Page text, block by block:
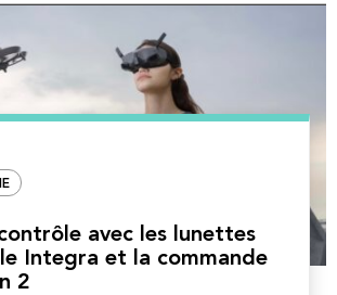
avec les lunettes
Integra et la commande
2